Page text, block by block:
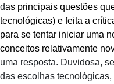
das principais questões
tecnológicas) e feita a
para se tentar iniciar uma
conceitos relativamente
uma resposta. Duvidosa,
das escolhas